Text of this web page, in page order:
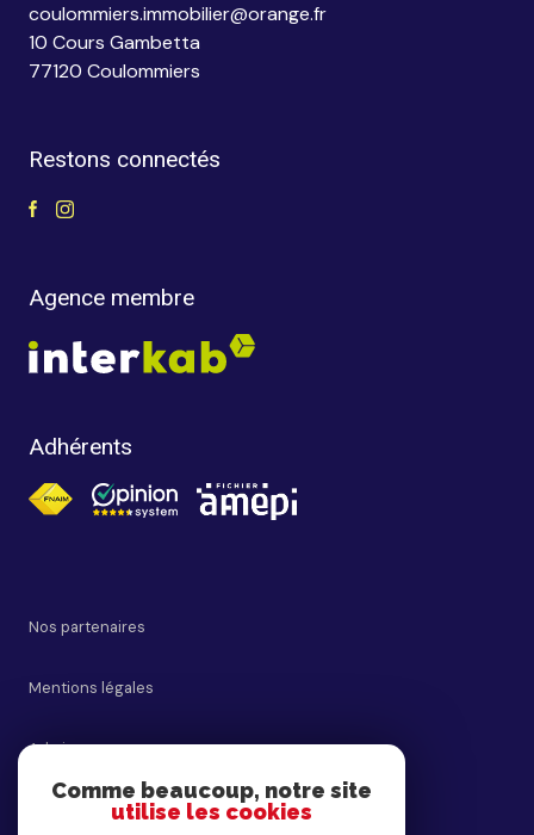
coulommiers.immobilier@orange.fr
10 Cours Gambetta
77120 Coulommiers
Restons connectés
Agence membre
Adhérents
Nos partenaires
Mentions légales
Admin
Nos honoraires
Comme beaucoup, notre site
utilise les cookies